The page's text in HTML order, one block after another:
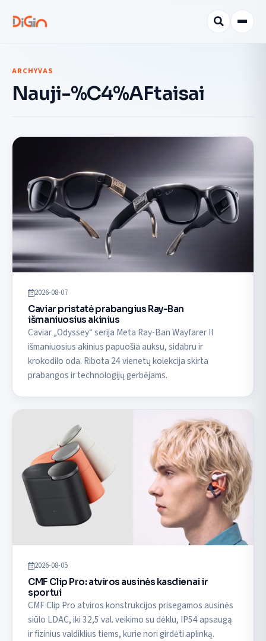
ARCHYVAS
Nauji-%C4%AFtaisai
2026-08-07
Caviar pristatė prabangius Ray-Ban
išmaniuosius akinius
Caviar „Odyssey“ serija Meta Ray-Ban Wayfarer II
išmaniuosius akinius papuošia auksu, sidabru ir
krokodilo oda. Ribota 24 vienetų kolekcija skirta
prabangos ir technologijų gerbėjams.
2026-08-05
CMF Clip Pro: atviros ausinės kasdienai ir
sportui
CMF Clip Pro atviros konstrukcijos prisegamos ausinės
siūlo LDAC, iki 32,5 val. veikimo su dėklu, IP54 apsaugą
ir fizinius valdiklius tiems, kurie nori girdėti aplinką.